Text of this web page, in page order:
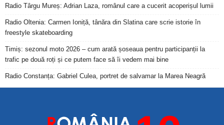
Radio Târgu Mureș: Adrian Laza, românul care a cucerit acoperișul lumii
Radio Oltenia: Carmen Ioniță, tânăra din Slatina care scrie istorie în
freestyle skateboarding
Timiș: sezonul moto 2026 – cum arată șoseaua pentru participanții la
trafic pe două roți și ce putem face să îi vedem mai bine
Radio Constanța: Gabriel Culea, portret de salvamar la Marea Neagră